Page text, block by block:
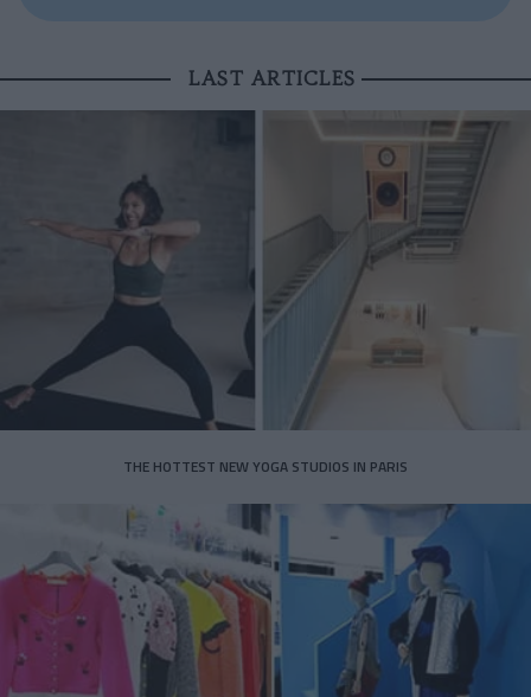
LAST ARTICLES
THE HOTTEST NEW YOGA STUDIOS IN PARIS